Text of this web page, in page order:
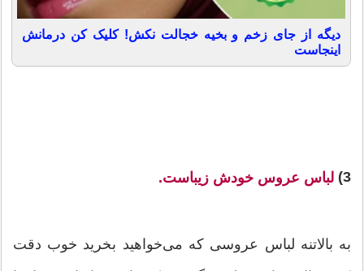
دیگه از جای زخم و بخیه خجالت نکش! کلیک کن درمانش
اینجاست
3) لباس عروس خودش زیباست.
به بالاتنه لباس عروسی که می‌خواهید بخرید خوب دقت